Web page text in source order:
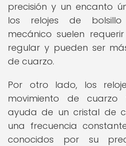
precisión y un encanto
los relojes de bolsillo
mecánico suelen
regular y pueden ser
de cuarzo.
Por otro lado, los
movimiento de
ayuda de un cristal de
una frecuencia
conocidos por su